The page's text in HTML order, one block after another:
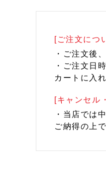
[ご注文につ
・ご注文後
・ご注文日
カートに入
[キャンセル
・当店では
ご納得の上